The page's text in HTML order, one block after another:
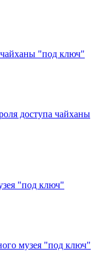
чайханы "под ключ"
доступа чайханы
"под ключ"
музея "под ключ"